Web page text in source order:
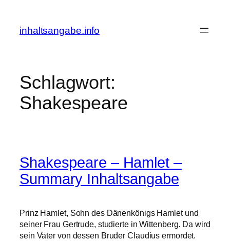
springen
inhaltsangabe.info
Schlagwort:
Shakespeare
Shakespeare – Hamlet –
Summary Inhaltsangabe
Prinz Hamlet, Sohn des Dänenkönigs Hamlet und
seiner Frau Gertrude, studierte in Wittenberg. Da wird
sein Vater von dessen Bruder Claudius ermordet.